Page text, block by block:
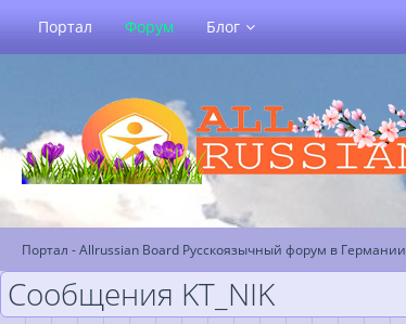
Портал Форум Блог
Портал - Allrussian Board Русскоязычный форум в Германии
Сообщения KT_NIK